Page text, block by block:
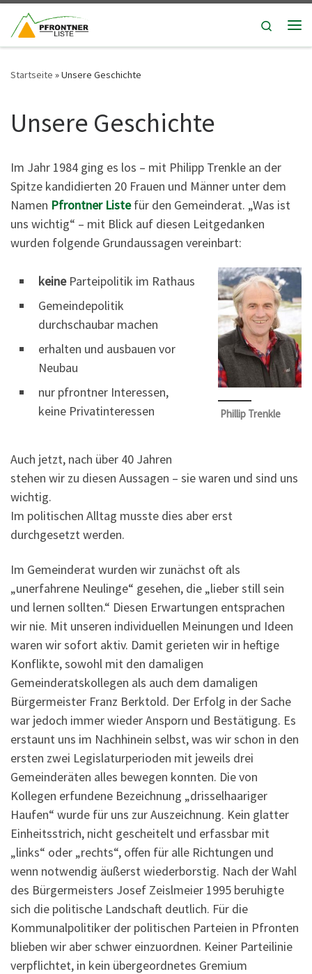
Zum Inhalt springen
Search
Startseite »Unsere Geschichte
Unsere Geschichte
Im Jahr 1984 ging es los – mit Philipp Trenkle an der
Spitze kandidierten 20 Frauen und Männer unter dem
Namen Pfrontner Listefür den Gemeinderat. „Was ist
uns wichtig“ – mit Blick auf diesen Leitgedanken
wurden folgende Grundaussagen vereinbart:
Phillip Trenkle
keineParteipolitik im Rathaus
Gemeindepolitik
durchschaubar machen
erhalten und ausbauen vor
Neubau
nur pfrontner Interessen,
keine Privatinteressen
Auch jetzt, nach über 40 Jahren
stehen wir zu diesen Aussagen – sie waren und sind uns
wichtig.
Im politischen Alltag musste dies aber erst
durchgesetzt werden.
Im Gemeinderat wurden wir zunächst oft als
„unerfahrene Neulinge“ gesehen, die „lieber still sein
und lernen sollten.“ Diesen Erwartungen entsprachen
wir nie. Mit unseren individuellen Meinungen und Ideen
waren wir sofort aktiv. Damit gerieten wir in heftige
Konflikte, sowohl mit den damaligen
Gemeinderatskollegen als auch dem damaligen
Bürgermeister Franz Berktold. Der Erfolg in der Sache
war jedoch immer wieder Ansporn und Bestätigung. Es
erstaunt uns im Nachhinein selbst, was wir schon in den
ersten zwei Legislaturperioden mit jeweils drei
Gemeinderäten alles bewegen konnten. Die von
Kollegen erfundene Bezeichnung „drisselhaariger
Haufen“ wurde für uns zur Auszeichnung. Kein glatter
Einheitsstrich, nicht gescheitelt und erfassbar mit
„links“ oder „rechts“, offen für alle Richtungen und
wenn notwendig äußerst wiederborstig. Nach der Wahl
des Bürgermeisters Josef Zeislmeier 1995 beruhigte
sich die politische Landschaft deutlich. Für die
Kommunalpolitiker der politischen Parteien in Pfronten
blieben wir aber schwer einzuordnen. Keiner Parteilinie
verpflichtet, in kein übergeordnetes Gremium